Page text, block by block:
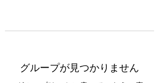
グループが見つかりません